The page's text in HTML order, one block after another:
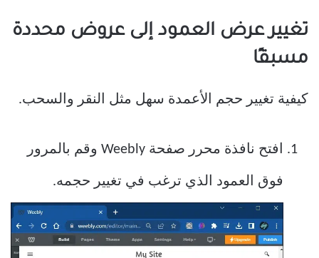
تغيير عرض العمود إلى عروض محددة
مسبقًا
كيفية تغيير حجم الأعمدة سهل مثل النقر والسحب.
افتح نافذة محرر صفحة Weebly وقم بالمرور
فوق العمود الذي ترغب في تغيير حجمه.